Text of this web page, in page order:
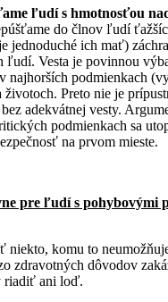
ľudí s hmotnosťou
do člnov ľudí
jednoduché ich mať)
Vesta je povinnou
najhorších podmienkach
životoch. Preto nie je
adekvátnej vesty.
podmienkach sa
na prvom mieste.
pre ľudí s pohybovými
niekto, komu to
zdravotných dôvodov
riadiť ani loď.